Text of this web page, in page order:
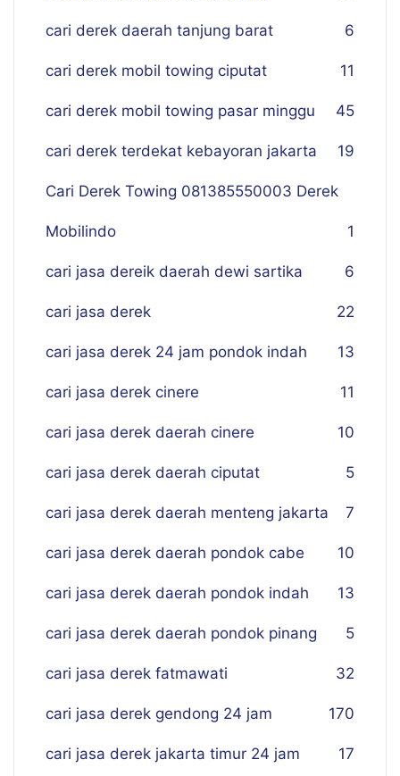
cari derek daerah tanjung barat 6
cari derek mobil towing ciputat 11
cari derek mobil towing pasar minggu 45
cari derek terdekat kebayoran jakarta 19
Cari Derek Towing 081385550003 Derek
Mobilindo 1
cari jasa dereik daerah dewi sartika 6
cari jasa derek 22
cari jasa derek 24 jam pondok indah 13
cari jasa derek cinere 11
cari jasa derek daerah cinere 10
cari jasa derek daerah ciputat 5
cari jasa derek daerah menteng jakarta 7
cari jasa derek daerah pondok cabe 10
cari jasa derek daerah pondok indah 13
cari jasa derek daerah pondok pinang 5
cari jasa derek fatmawati 32
cari jasa derek gendong 24 jam 170
cari jasa derek jakarta timur 24 jam 17